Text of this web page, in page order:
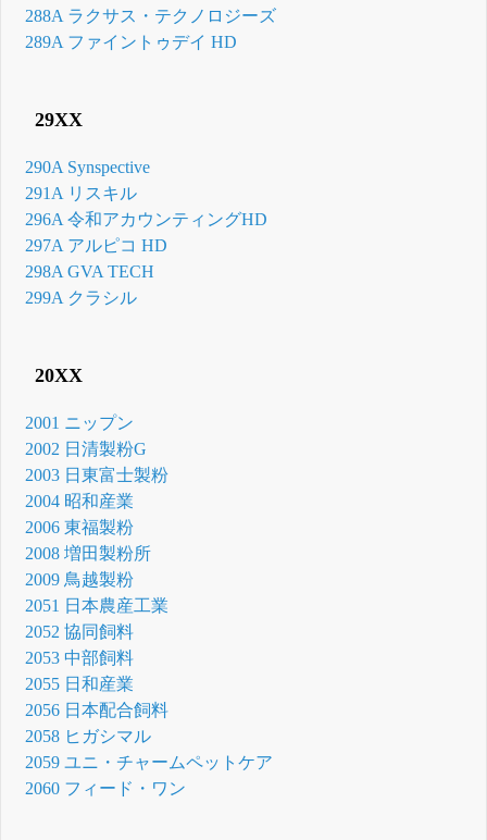
288A ラクサス・テクノロジーズ
289A ファイントゥデイ HD
29XX
290A Synspective
291A リスキル
296A 令和アカウンティングHD
297A アルピコ HD
298A GVA TECH
299A クラシル
20XX
2001 ニップン
2002 日清製粉G
2003 日東富士製粉
2004 昭和産業
2006 東福製粉
2008 増田製粉所
2009 鳥越製粉
2051 日本農産工業
2052 協同飼料
2053 中部飼料
2055 日和産業
2056 日本配合飼料
2058 ヒガシマル
2059 ユニ・チャームペットケア
2060 フィード・ワン